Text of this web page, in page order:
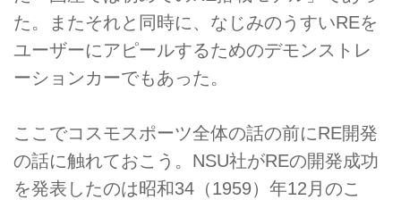
た。またそれと同時に、なじみのうすいREを
ユーザーにアピールするためのデモンストレ
ーションカーでもあった。
ここでコスモスポーツ全体の話の前にRE開発
の話に触れておこう。NSU社がREの開発成功
を発表したのは昭和34（1959）年12月のこ